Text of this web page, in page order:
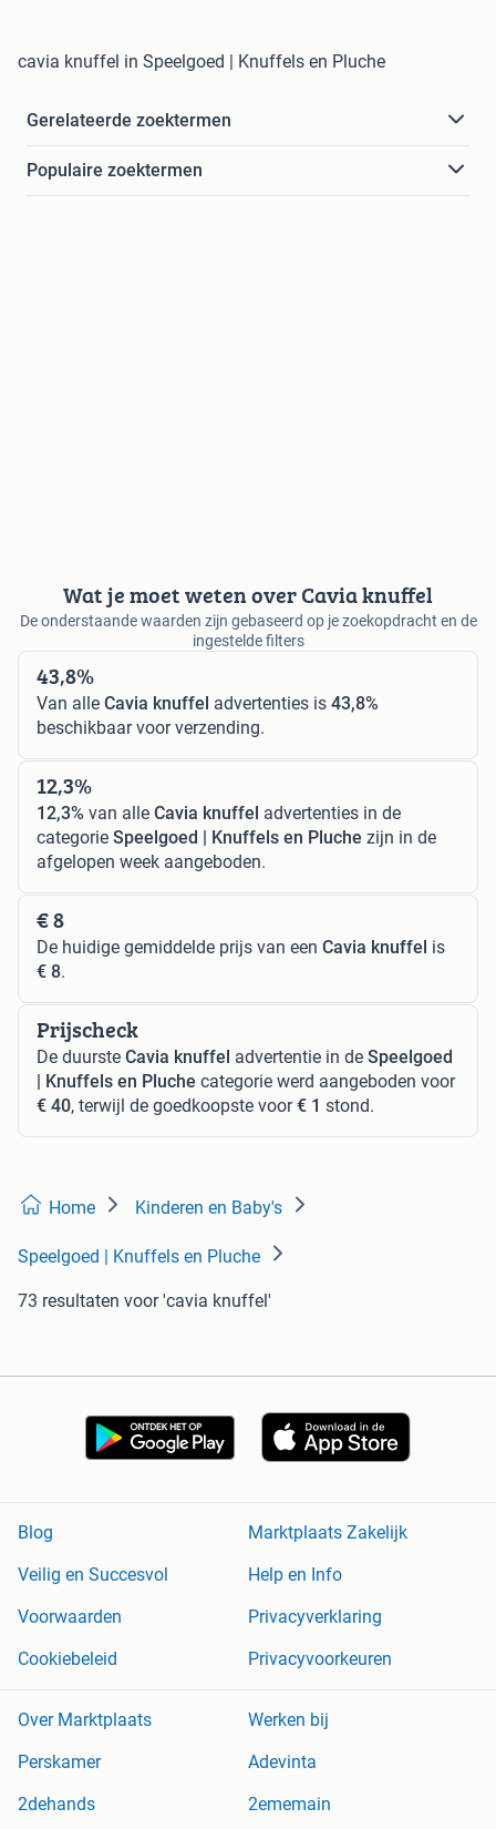
cavia knuffel in Speelgoed | Knuffels en Pluche
Gerelateerde zoektermen
Populaire zoektermen
Wat je moet weten over Cavia knuffel
De onderstaande waarden zijn gebaseerd op je zoekopdracht en de
ingestelde filters
43,8%
Van alle Cavia knuffel advertenties is 43,8%
beschikbaar voor verzending.
12,3%
12,3% van alle Cavia knuffel advertenties in de
categorie Speelgoed | Knuffels en Pluche zijn in de
afgelopen week aangeboden.
€ 8
De huidige gemiddelde prijs van een Cavia knuffel is
€ 8.
Prijscheck
De duurste Cavia knuffel advertentie in de Speelgoed
| Knuffels en Pluche categorie werd aangeboden voor
€ 40, terwijl de goedkoopste voor€ 1 stond.
Home Kinderen en Baby's
Speelgoed | Knuffels en Pluche
73 resultaten voor 'cavia knuffel'
Blog
Marktplaats Zakelijk
Veilig en Succesvol
Help en Info
Voorwaarden
Privacyverklaring
Cookiebeleid
Privacyvoorkeuren
Over Marktplaats
Werken bij
Perskamer
Adevinta
2dehands
2ememain